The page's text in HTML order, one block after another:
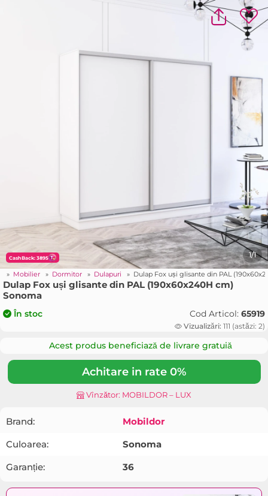
CashBack: 3895 1/1
» Mobilier » Dormitor » Dulapuri » Dulap Fox uși glisante din PAL
Dulap Fox uși glisante din PAL (190x60x240H cm)
Sonoma
În stoc Cod Articol: 65919
Vizualizări: 111 (astăzi: 2)
Acest produs beneficiază de livrare gratuiă
Achitare in rate 0%
Vînzător: MOBILDOR – LUX
Brand:
Mobildor
Culoarea:
Sonoma
Garanție:
36